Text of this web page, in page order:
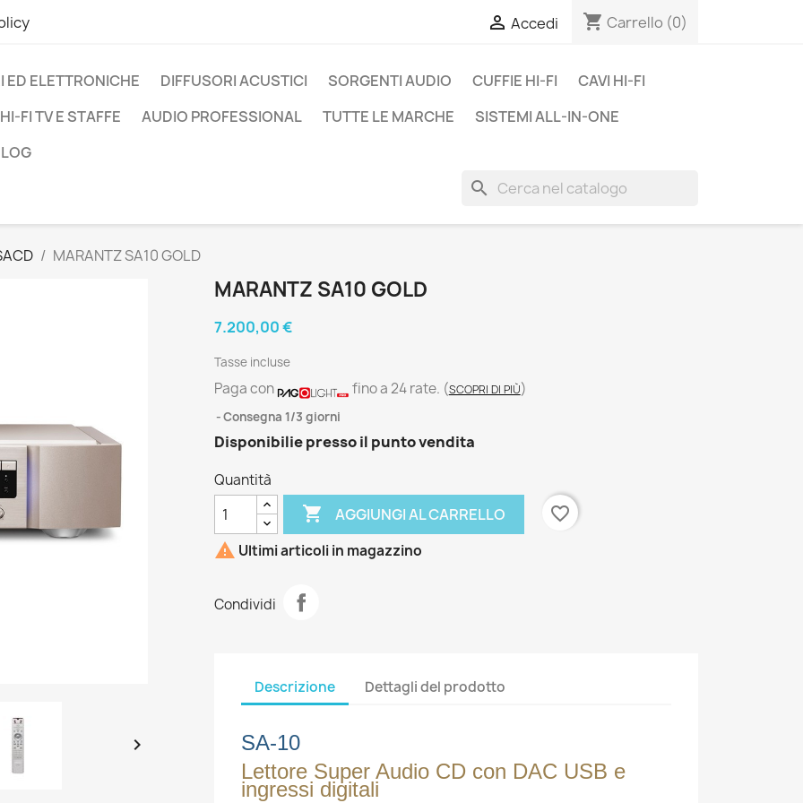
 Accedi shopping_cart Carrello (0)
ED ELETTRONICHE DIFFUSORI ACUSTICI SORGENTI AUDIO CUFFIE HI-FI
CAVI HI-FI
FI TV E STAFFE
AUDIO PROFESSIONAL TUTTE LE MARCHE
SISTEMI ALL-IN-ONE
search
MARANTZ SA10 GOLD

MARANTZ SA10 GOLD
7.200,00 €
Tasse incluse
Paga con fino a 24 rate. (SCOPRI DI PIÙ)
Consegna 1/3 giorni
Disponibilie presso il punto vendita
Quantità
 AGGIUNGI AL CARRELLO
favorite_border
 Ultimi articoli in magazzino
Condividi
Descrizione Dettagli del prodotto
SA-10
Lettore Super Audio CD con DAC USB e
ingressi digitali